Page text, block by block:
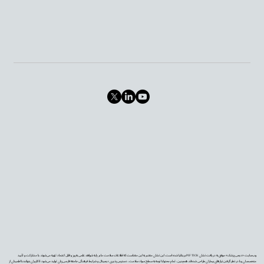
وب‌سایت «دیجی‌پزشک» موفق به دریافت نشان PIF TICK بریتانیا شده است. این نشان معتبر به این معناست که اطلاعات سلامت ما بر پایه شواهد علمی به‌روز و قابل اعتماد تهیه می‌شوند، با مشارکت و تأیید
متخصصان و با در نظر گرفتن نیازهای بیماران طراحی شده‌اند. همچنین، تمام محتوا با توجه به سطح سواد سلامت، دسترس‌پذیری دیجیتال و شرایط فرهنگی جامعه فارسی‌زبان تولید می‌شود تا کاربران بتوانند با اطمینان از